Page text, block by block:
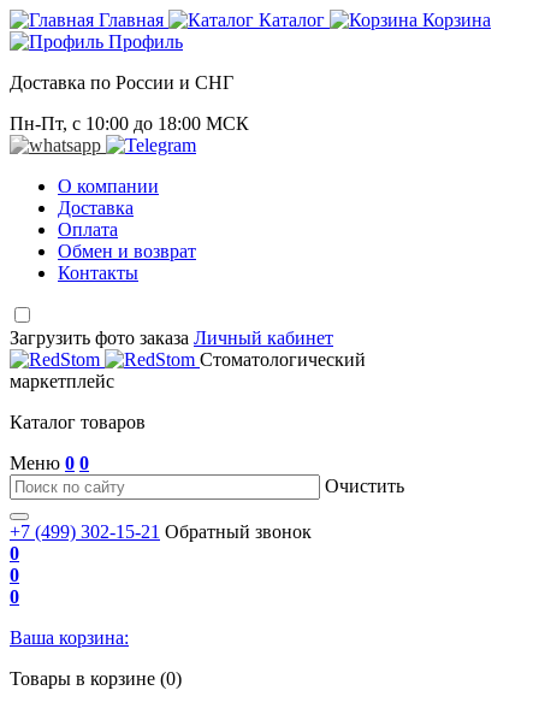
Главная Каталог
Корзина
Профиль
Доставка по России и СНГ
Пн-Пт, с 10:00 до 18:00 МСК
О компании
Доставка
Оплата
Обмен и возврат
Контакты
Загрузить фото заказа Личный кабинет
Стоматологический
маркетплейс
Каталог товаров
Меню 0 0
Очистить
+7 (499) 302-15-21 Обратный звонок
0
0
0
Ваша корзина:
Товары в корзине (0)